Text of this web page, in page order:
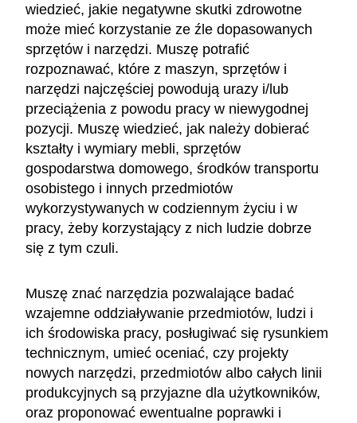
wiedzieć, jakie negatywne skutki zdrowotne
może mieć korzystanie ze źle dopasowanych
sprzętów i narzędzi. Muszę potrafić
rozpoznawać, które z maszyn, sprzętów i
narzędzi najczęściej powodują urazy i/lub
przeciążenia z powodu pracy w niewygodnej
pozycji. Muszę wiedzieć, jak należy dobierać
kształty i wymiary mebli, sprzętów
gospodarstwa domowego, środków transportu
osobistego i innych przedmiotów
wykorzystywanych w codziennym życiu i w
pracy, żeby korzystający z nich ludzie dobrze
się z tym czuli.
Muszę znać narzędzia pozwalające badać
wzajemne oddziaływanie przedmiotów, ludzi i
ich środowiska pracy, posługiwać się rysunkiem
technicznym, umieć oceniać, czy projekty
nowych narzędzi, przedmiotów albo całych linii
produkcyjnych są przyjazne dla użytkowników,
oraz proponować ewentualne poprawki i